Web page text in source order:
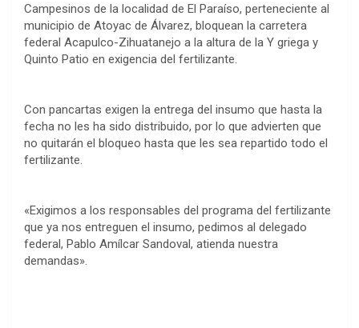
Campesinos de la localidad de El Paraíso, perteneciente al
municipio de Atoyac de Álvarez, bloquean la carretera
federal Acapulco-Zihuatanejo a la altura de la Y griega y
Quinto Patio en exigencia del fertilizante.
Con pancartas exigen la entrega del insumo que hasta la
fecha no les ha sido distribuido, por lo que advierten que
no quitarán el bloqueo hasta que les sea repartido todo el
fertilizante.
«Exigimos a los responsables del programa del fertilizante
que ya nos entreguen el insumo, pedimos al delegado
federal, Pablo Amílcar Sandoval, atienda nuestra
demandas».